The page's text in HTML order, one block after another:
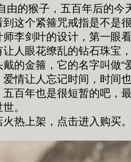
的猴子，五百年后的今
这个紧箍咒戒指是不是
剑叶的设计，第一眼
人眼花缭乱的钻石珠宝
的金箍，它的名字叫做“
让人忘记时间，时间
百年也是很短暂的吧，
。
热上架，点击进入购买